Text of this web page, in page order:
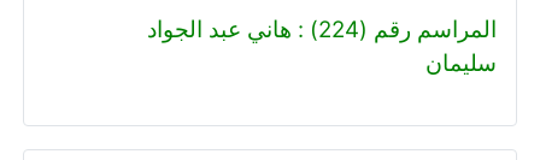
المراسم رقم (224) : هاني عبد الجواد
سليمان